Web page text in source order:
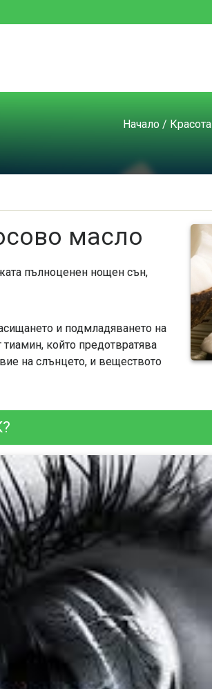
Начало / Красота
масло
пълноценен нощен сън,
и подмладяването на
който предотвратява
на слънцето, и веществото